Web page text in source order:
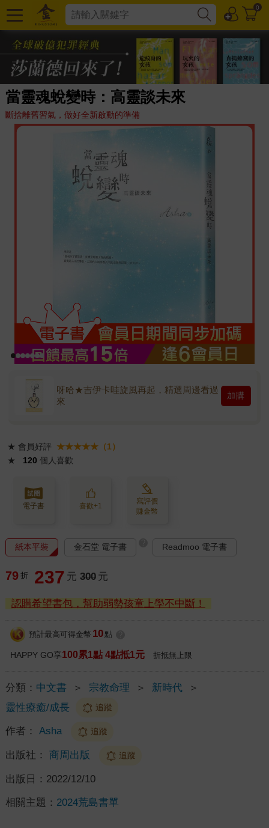
0
當靈魂蛻變時：高靈談未來
斷捨離舊習氣，做好全新啟動的準備
呀哈★吉伊卡哇旋風再起，精選周邊看過
來
加購
★ 會員好評
★★★★★（1）
★
120 個人喜歡
電子書 喜歡+1
寫評價
賺金幣
紙本平裝 金石堂 電子書 Readmoo 電子書
79 折 237 元 300 元
認購希望書包，幫助弱勢孩童上學不中斷！
預計最高可得金幣 10 點
HAPPY GO享100累1點 4點抵1元 折抵無上限
分類： 中文書 ＞ 宗教命理 ＞ 新時代
＞
靈性療癒/成長
追蹤
作者： Asha 追蹤
出版社： 商周出版 追蹤
出版日： 2022/12/10
相關主題： 2024荒島書單